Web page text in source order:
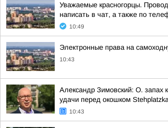
Уважаемые красногорцы.
написать в чат, а также по
10:49
Электронные права на
10:43
Александр Зимовский: О. запах
удачи перед окошком
10:43